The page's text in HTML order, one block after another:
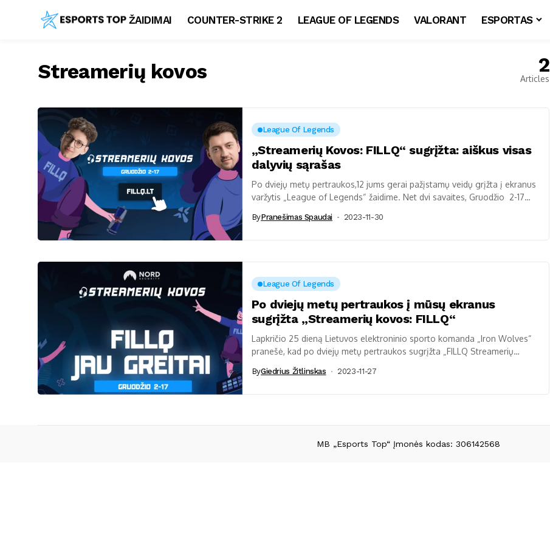
ŽAIDIMAI COUNTER-STRIKE 2 LEAGUE OF LEGENDS VALORANT ESPORTAS
Streamerių kovos 2
Articles
League Of Legends
„Streamerių Kovos: FILLQ“ sugrįžta: aiškus visas
dalyvių sąrašas
Po dviejų metų pertraukos,12 jums gerai pažįstamų veidų grįžta į ekranus
varžytis „League of Legends“ žaidime. Net dvi savaites, Gruodžio 2-17
ByPranešimas Spaudai 2023-11-30
League Of Legends
Po dviejų metų pertraukos į mūsų ekranus
sugrįžta „Streamerių kovos: FILLQ“
Lapkričio 25 dieną Lietuvos elektroninio sporto komanda „Iron Wolves“
pranešė, kad po dviejų metų pertraukos sugrįžta „FILLQ Streamerių
ByGiedrius Žitlinskas 2023-11-27
MB „Esports Top“ Įmonės kodas: 306142568